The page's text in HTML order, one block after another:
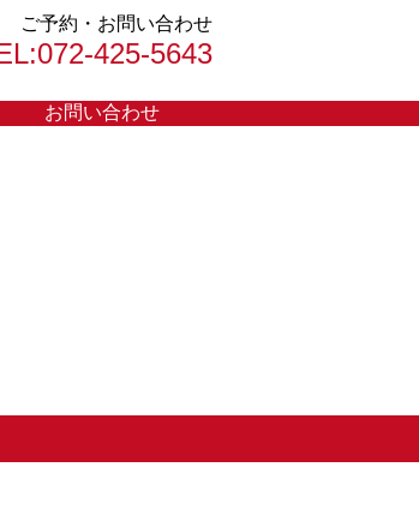
ご予約・お問い合わせ
425-5643
お問い合わせ